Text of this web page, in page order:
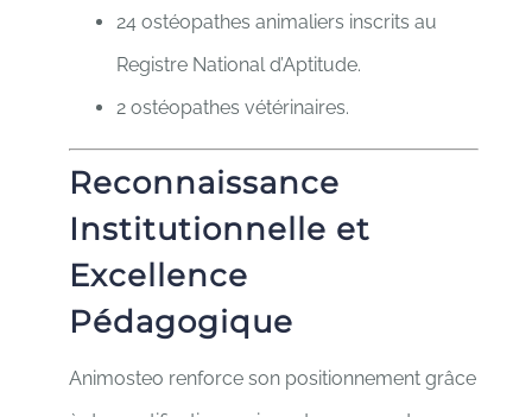
24 ostéopathes animaliers inscrits au
Registre National d’Aptitude.
2 ostéopathes vétérinaires.
Reconnaissance
Institutionnelle et
Excellence
Pédagogique
Animosteo renforce son positionnement grâce